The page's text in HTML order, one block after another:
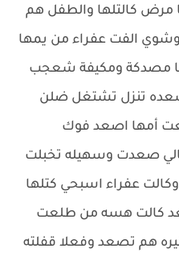
مرض كالتلها والطفل هم
وشوي الفت عفراء من يمها
مصدكة ومكيفة شعجب
تنزل تشتغل ضلن
أمها اصعد فوك
صعدت وسهيله تخبلت
عفراء اسبحي كتلها
كالت هسه من طلعت
هم تصعد وفعلا قفلته